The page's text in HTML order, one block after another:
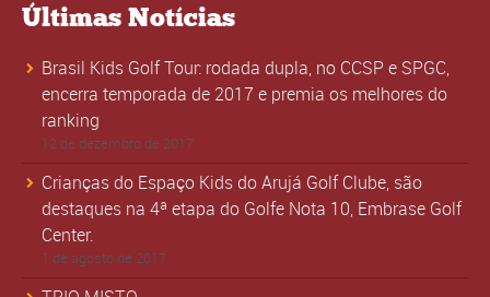
Últimas Notícias
Brasil Kids Golf Tour: rodada dupla, no CCSP e SPGC,
encerra temporada de 2017 e premia os melhores do
ranking
12 de dezembro de 2017
Crianças do Espaço Kids do Arujá Golf Clube, são
destaques na 4ª etapa do Golfe Nota 10, Embrase Golf
Center.
1 de agosto de 2017